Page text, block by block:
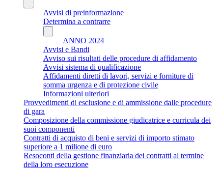
Avvisi di preinformazione
Determina a contrarre
ANNO 2024
Avvisi e Bandi
Avviso sui risultati delle procedure di affidamento
Avvisi sistema di qualificazione
Affidamenti diretti di lavori, servizi e forniture di
somma urgenza e di protezione civile
Informazioni ulteriori
Provvedimenti di esclusione e di ammissione dalle procedure
di gara
Composizione della commissione giudicatrice e curricula dei
suoi componenti
Contratti di acquisto di beni e servizi di importo stimato
superiore a 1 milione di euro
Resoconti della gestione finanziaria dei contratti al termine
della loro esecuzione